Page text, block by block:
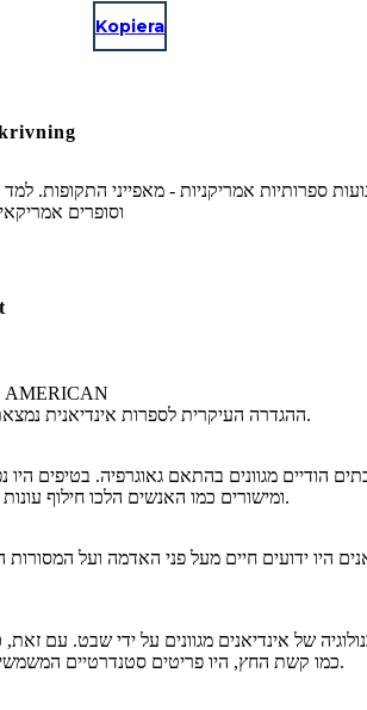
Kopiera
ספרותיות אמריקניות - מאפייני התקופות.
וסופרים
ותנועות ספרותיות AMERICAN
ההגדרה העיקרית לספרות אינדיאנית נמצאת, או סביב, הטבע.
הודיים מגוונים בהתאם גאוגרפיה. בטיפים היו
ומישורים כמו האנשים הלכו חילוף עונות או תנועה של עדר.
היו ידועים חיים מעל פני האדמה ועל המסורות
של אינדיאנים מגוונים על ידי שבט. עם
כמו קשת החץ, היו פריטים סטנדרטיים המשמשים לבשל ולצוד עם.